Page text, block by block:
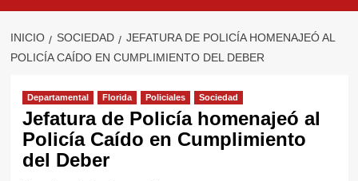
INICIO SOCIEDAD
JEFATURA DE POLICÍA HOMENAJEÓ AL
POLICÍA CAÍDO EN CUMPLIMIENTO DEL DEBER
Departamental Florida Policiales Sociedad
Jefatura de Policía homenajeó al
Policía Caído en Cumplimiento
del Deber